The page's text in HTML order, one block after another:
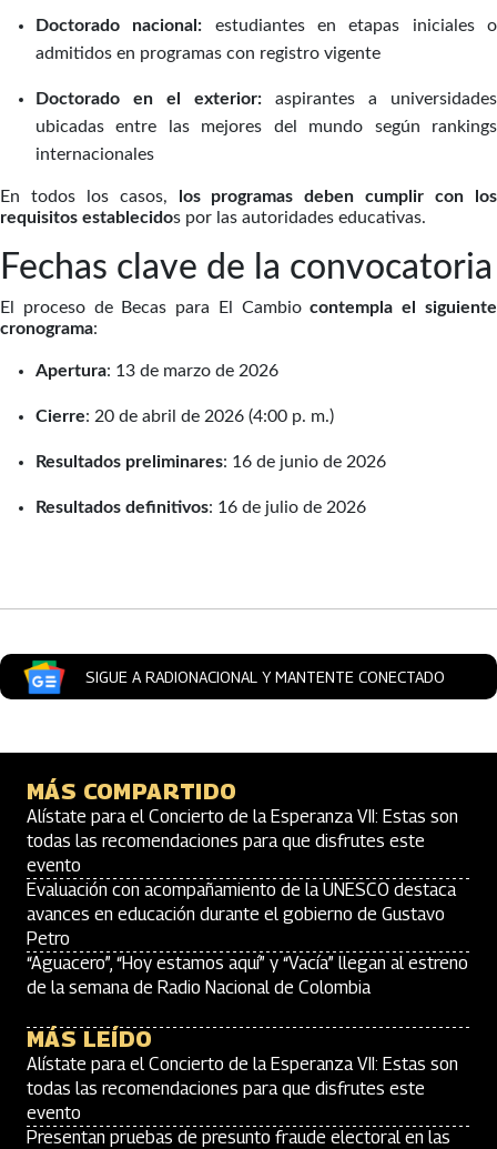
Doctorado nacional: estudiantes en etapas iniciales o
admitidos en programas con registro vigente
Doctorado en el exterior: aspirantes a universidades
ubicadas entre las mejores del mundo según rankings
internacionales
En todos los casos,
los programas deben cumplir con los
requisitos establecidos por las autoridades educativas.
Fechas clave de la convocatoria
El proceso de Becas para El Cambiocontempla el siguiente
cronograma:
Apertura: 13 de marzo de 2026
Cierre: 20 de abril de 2026 (4:00 p. m.)
Resultados preliminares: 16 de junio de 2026
Resultados definitivos: 16 de julio de 2026
SIGUE A RADIONACIONAL Y MANTENTE CONECTADO
MÁS COMPARTIDO
Alístate para el Concierto de la Esperanza VII: Estas son
todas las recomendaciones para que disfrutes este
evento
Evaluación con acompañamiento de la UNESCO destaca
avances en educación durante el gobierno de Gustavo
Petro
“Aguacero”, “Hoy estamos aquí” y “Vacía” llegan al estreno
de la semana de Radio Nacional de Colombia
MÁS LEÍDO
Alístate para el Concierto de la Esperanza VII: Estas son
todas las recomendaciones para que disfrutes este
evento
Presentan pruebas de presunto fraude electoral en las